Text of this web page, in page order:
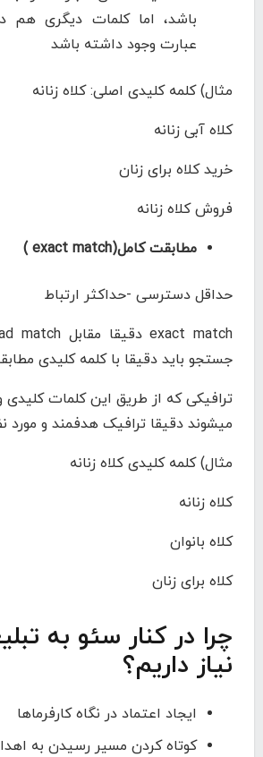
باشد، اما کلمات دیگری هم
عبارت وجود داشته باشد
مثال) کلمه کلیدی اصلی: کلاه زنانه
کلاه آبی زنانه
خرید کلاه برای زنان
فروش کلاه زنانه
مطابقت کامل(exact match )
حداقل دسترسی -حداکثر ارتباط
جستجو باید دقیقا با کلمه کلیدی
ترافیکی که از طریق این کلمات کلیدی
میشوند دقیقا ترافیک هدفمند و مورد
مثال) کلمه کلیدی کلاه زنانه
کلاه زنانه
کلاه بانوان
کلاه برای زنان
چرا در کنار سئو به
نیاز داریم؟
ایجاد اعتماد در نگاه کارفرماها
کوتاه کردن مسیر رسیدن به